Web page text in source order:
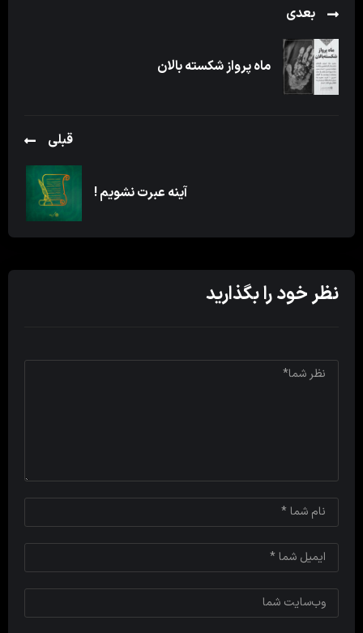
بعدی
ماه پرواز شکسته بالان
قبلی
آینه عبرت نشویم !
نظر خود را بگذارید